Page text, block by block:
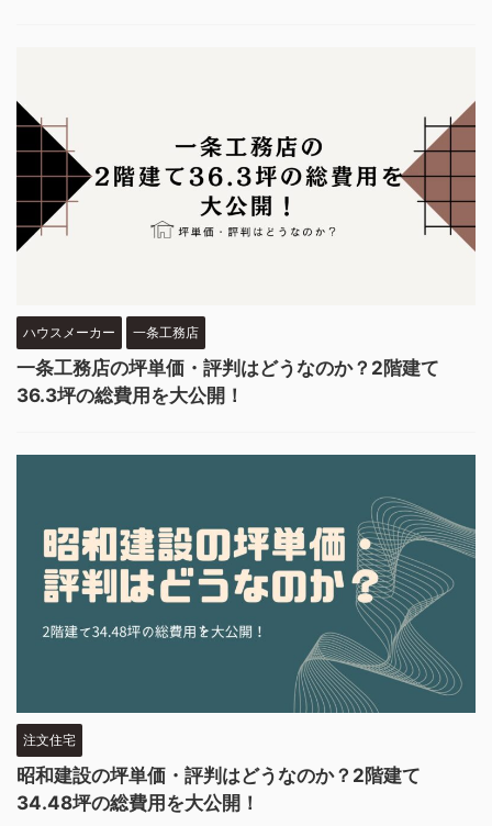
ハウスメーカー 一条工務店
一条工務店の坪単価・評判はどうなのか？2階建て
36.3坪の総費用を大公開！
注文住宅
昭和建設の坪単価・評判はどうなのか？2階建て
34.48坪の総費用を大公開！